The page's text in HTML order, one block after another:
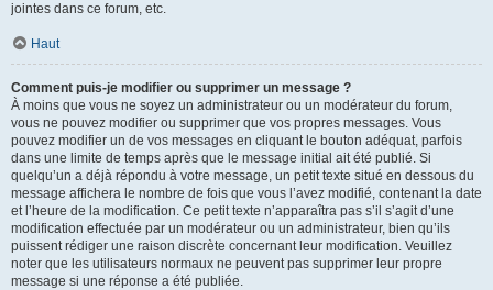
jointes dans ce forum, etc.
Haut
Comment puis-je modifier ou supprimer un message ?
À moins que vous ne soyez un administrateur ou un modérateur du forum,
vous ne pouvez modifier ou supprimer que vos propres messages. Vous
pouvez modifier un de vos messages en cliquant le bouton adéquat, parfois
dans une limite de temps après que le message initial ait été publié. Si
quelqu’un a déjà répondu à votre message, un petit texte situé en dessous du
message affichera le nombre de fois que vous l’avez modifié, contenant la date
et l’heure de la modification. Ce petit texte n’apparaîtra pas s’il s’agit d’une
modification effectuée par un modérateur ou un administrateur, bien qu’ils
puissent rédiger une raison discrète concernant leur modification. Veuillez
noter que les utilisateurs normaux ne peuvent pas supprimer leur propre
message si une réponse a été publiée.